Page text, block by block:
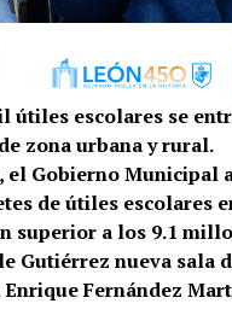
parte del sistema
uno de los consejos
también la renovación
el Desarrollo
el Municipio de León,
integrantes son:
DE LA
(CMIC)
útiles escolares se
zona urbana y rural.
el Gobierno Municipal
de útiles escolares
superior a los 9.1
Gutiérrez nueva sala
Fernández